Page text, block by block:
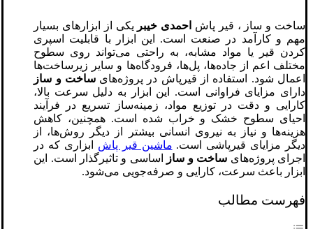
ساخت و ساز ، قیر پاش احمدی خیبر یکی از ابزارهای بسیار
مهم و کارآمد در صنعت است. این ابزار با قابلیت اسپری
کردن قیر یا مواد مشابه، به راحتی می‌تواند روی سطوح
مختلف اعم از جاده‌ها، پل‌ها، فرودگاه‌ها و سایر زیرساخت‌ها
اعمال شود. استفاده از قیرپاش در پروژه‌هایساخت و ساز
دارای مزایای فراوانی است. این ابزار به دلیل سرعت بالا،
کارایی و دقت در توزیع مواد، زمینه‌ساز تسریع در فرآیند
احیای سطوح خشک و خراب شده است. همچنین، کاهش
هزینه‌ها و نیاز به نیروی انسانی بیشتر از دیگر روش‌ها، از
دیگر مزایای قیرپاشی است. ماشین قیر پاش ابزاری که در
اجرای پروژه‌های ساخت و ساز
اساسی و تاثیرگذار است. این
ابزار باعث سرعت، کارایی و صرفه‌جویی می‌شود.
فهرست مطالب